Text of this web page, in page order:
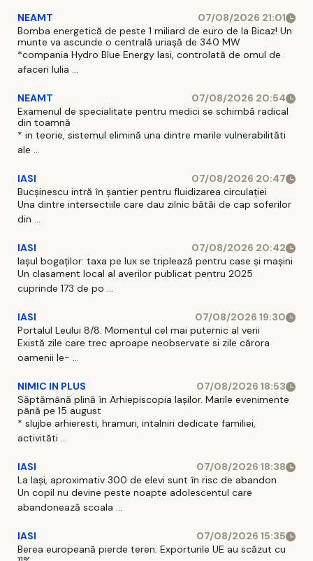
NEAMT
07/08/2026 21:01
Bomba energetică de peste 1 miliard de euro de la Bicaz! Un
munte va ascunde o centrală uriașă de 340 MW
*compania Hydro Blue Energy Iasi, controlată de omul de
afaceri Iulia ...
NEAMT
07/08/2026 20:54
Examenul de specialitate pentru medici se schimbă radical
din toamnă
* in teorie, sistemul elimină una dintre marile vulnerabilităti
ale ...
IASI
07/08/2026 20:47
Bucșinescu intră în șantier pentru fluidizarea circulației
Una dintre intersectiile care dau zilnic bătăi de cap soferilor
din ...
IASI
07/08/2026 20:42
Iașul bogaților: taxa pe lux se triplează pentru case și mașini
Un clasament local al averilor publicat pentru 2025
cuprinde 173 de po ...
IASI
07/08/2026 19:30
Portalul Leului 8/8. Momentul cel mai puternic al verii
Există zile care trec aproape neobservate si zile cărora
oamenii le- ...
NIMIC IN PLUS
07/08/2026 18:53
Săptămână plină în Arhiepiscopia Iașilor. Marile evenimente
până pe 15 august
* slujbe arhieresti, hramuri, intalniri dedicate familiei,
activităti ...
IASI
07/08/2026 18:38
La Iași, aproximativ 300 de elevi sunt în risc de abandon
Un copil nu devine peste noapte adolescentul care
abandonează scoala ...
IASI
07/08/2026 15:35
Berea europeană pierde teren. Exporturile UE au scăzut cu